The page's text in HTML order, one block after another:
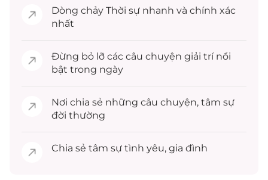
Dòng chảy Thời sự nhanh và chính xác
nhất
Đừng bỏ lỡ các câu chuyện giải trínổi
bật trong ngày
Nơi chia sẻ những câu chuyện, tâm sự
đời thường
Chia sẻ tâm sự tình yêu, gia đình